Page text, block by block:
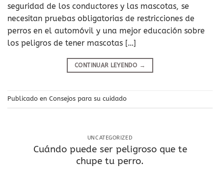
seguridad de los conductores y las mascotas, se
necesitan pruebas obligatorias de restricciones de
perros en el automóvil y una mejor educación sobre
los peligros de tener mascotas […]
CONTINUAR LEYENDO →
Publicado en Consejos para su cuidado
UNCATEGORIZED
Cuándo puede ser peligroso que te
chupe tu perro.